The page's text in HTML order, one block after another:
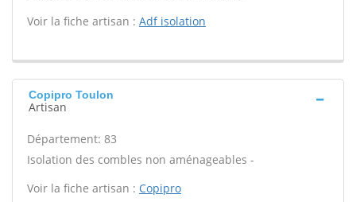
Voir la fiche artisan : Adf isolation
Copipro Toulon
Artisan
Département: 83
Isolation des combles non aménageables -
Voir la fiche artisan : Copipro